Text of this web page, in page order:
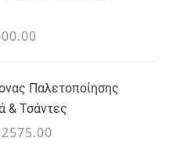
Παλετοποίησης
& Τσάντες